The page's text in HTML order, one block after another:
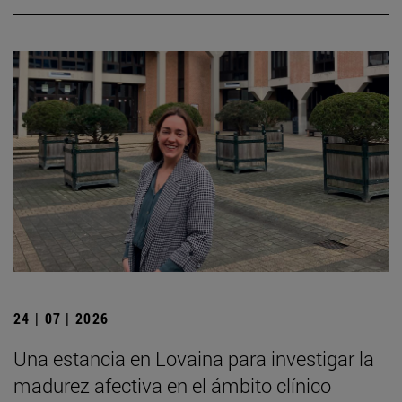
24 | 07 | 2026
Una estancia en Lovaina para investigar la
madurez afectiva en el ámbito clínico